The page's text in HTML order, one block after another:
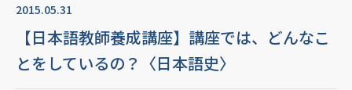
2015.05.31
【日本語教師養成講座】講座では、どんなこ
とをしているの？〈日本語史〉